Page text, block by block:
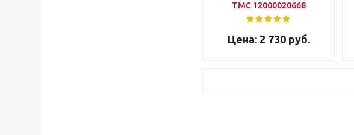
ТМС 12000020668
2 730 руб.